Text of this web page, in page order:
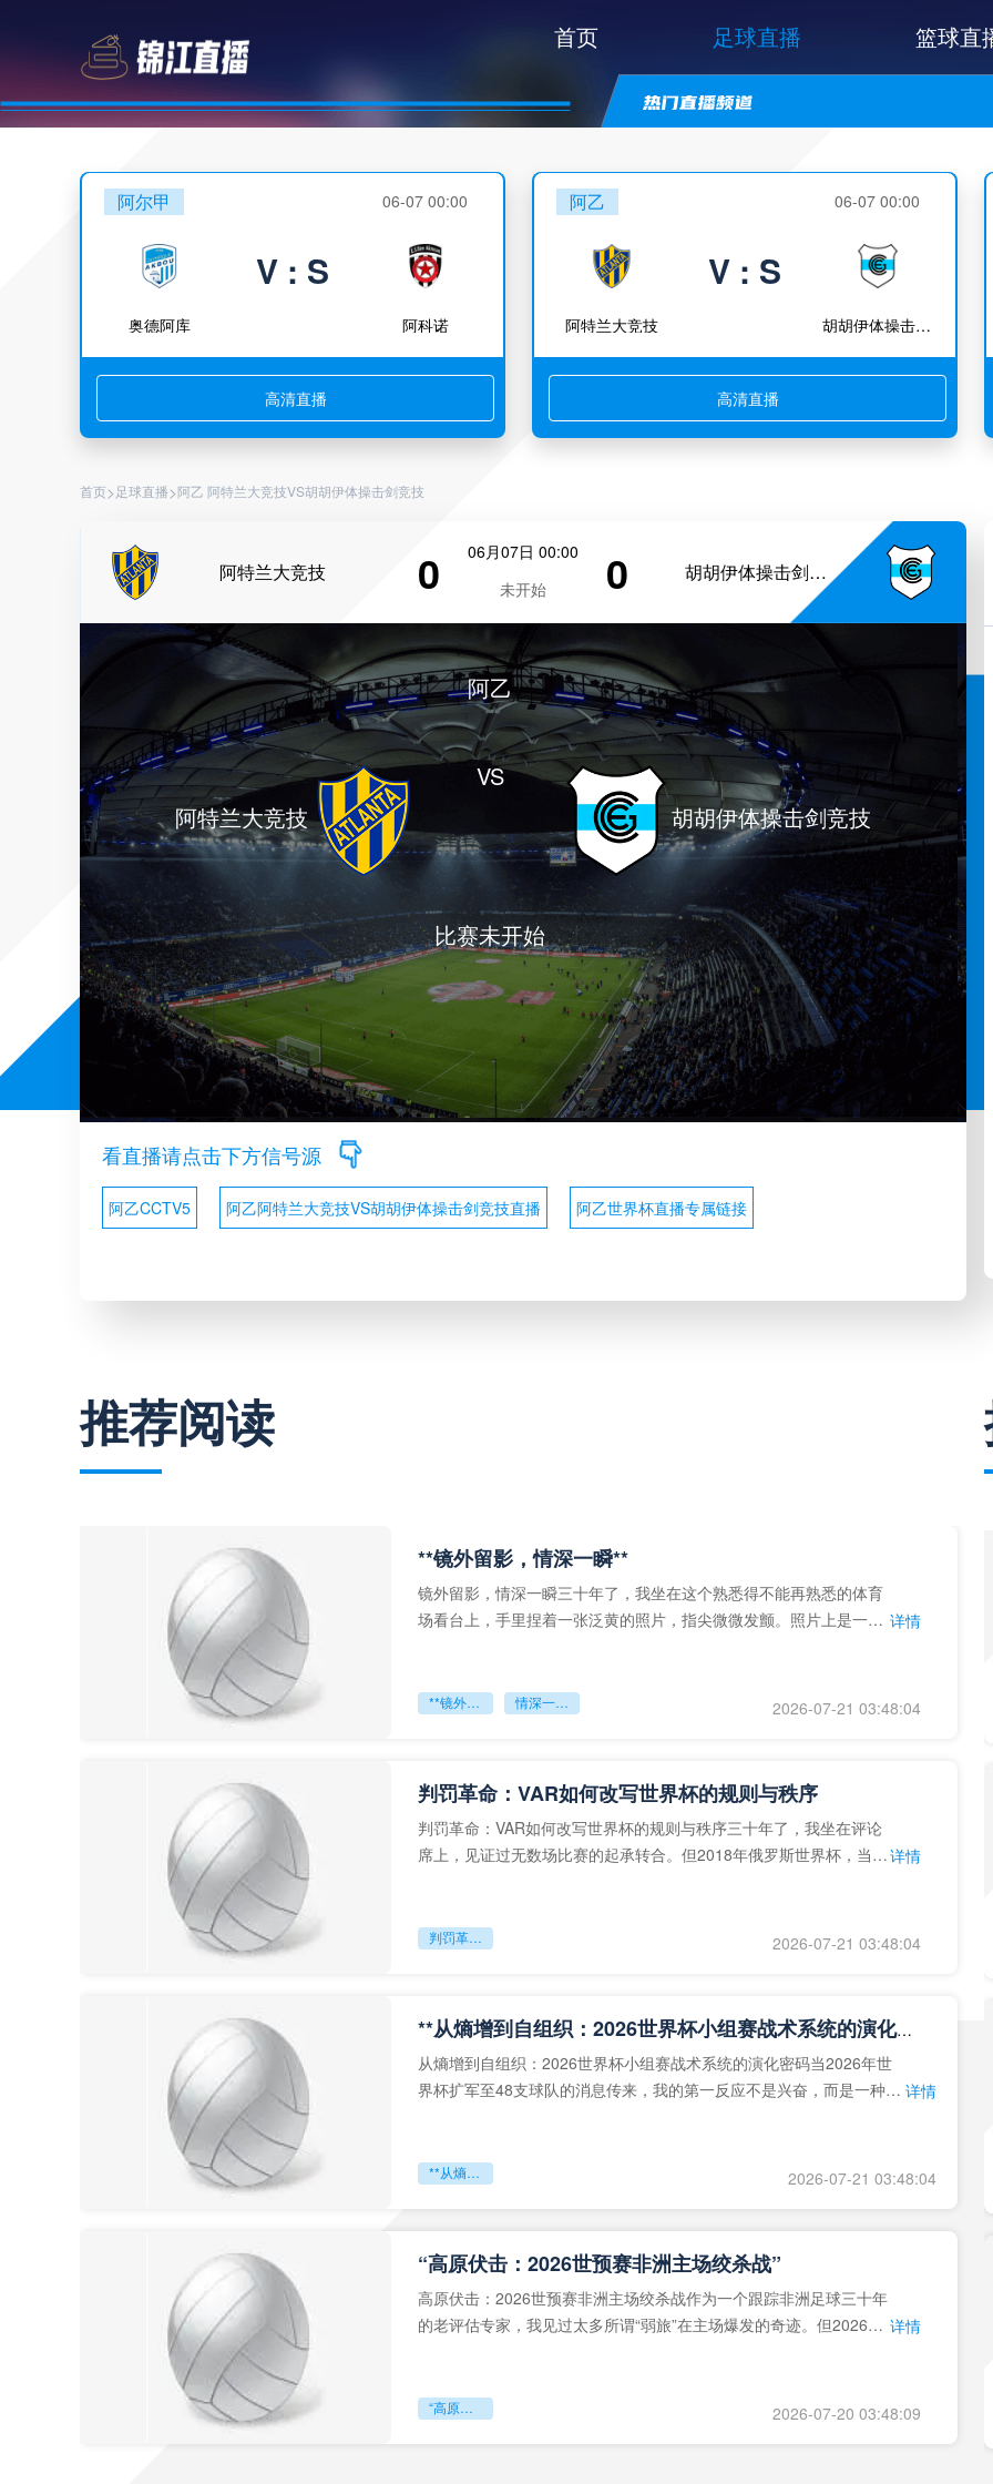
首页 足球直播 篮球直
阿尔甲 06-07 00:00
奥德阿库
V : S
阿科诺
高清直播
阿乙 06-07 00:00
阿特兰大竞技
V : S
胡胡伊体操击剑竞技
高清直播
首页> 足球直播>阿乙 阿特兰大竞技VS胡胡伊体操击剑竞技
阿特兰大竞技 0
06月07日 00:00
未开始
0 胡胡伊体操击剑竞技
阿特兰大竞技
阿乙
VS
比赛未开始
胡胡伊体操击剑竞技
看直播请点击下方信号源
阿乙CCTV5 阿乙阿特兰大竞技VS胡胡伊体操击剑竞技直播 阿乙世界杯直播专属链接
推荐阅读
**镜外留影，情深一瞬**
镜外留影，情深一瞬三十年了，我坐在这个熟悉得不能再熟悉的体育
场看台上，手里捏着一张泛黄的照片，指尖微微发颤。照片上是一个 详情
**镜外留影 情深一瞬** 2026-07-21 03:48:04
判罚革命：VAR如何改写世界杯的规则与秩序
判罚革命：VAR如何改写世界杯的规则与秩序三十年了，我坐在评论
席上，见证过无数场比赛的起承转合。但2018年俄罗斯世界杯，当
详情
判罚革命：VAR如何改写世界杯的规则与秩序 2026-07-21 03:48:04
**从熵增到自组织：2026世界杯小组赛战术系统的演化密码**
从熵增到自组织：2026世界杯小组赛战术系统的演化密码当2026年世
界杯扩军至48支球队的消息传来，我的第一反应不是兴奋，而是一种深 详情
**从熵增到自组织：2026世界杯小组赛战术系统的演化密码** 2026-07-21 03:48:04
“高原伏击：2026世预赛非洲主场绞杀战”
高原伏击：2026世预赛非洲主场绞杀战作为一个跟踪非洲足球三十年
的老评估专家，我见过太多所谓“弱旅”在主场爆发的奇迹。但2026年 详情
“高原伏击：2026世预赛非洲主场绞杀战” 2026-07-20 03:48:09